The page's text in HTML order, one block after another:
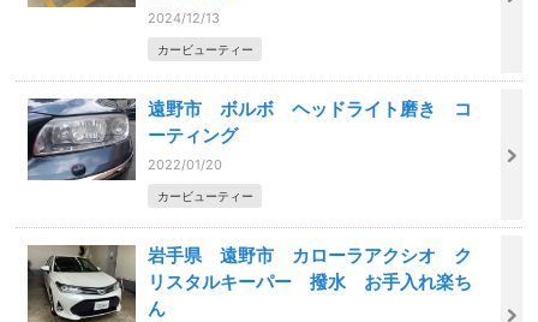
2024/12/13
カービューティー
遠野市 ボルボ ヘッドライト磨き コ
ーティング
2022/01/20
カービューティー
岩手県 遠野市 カローラアクシオ ク
リスタルキーパー 撥水 お手入れ楽ち
ん